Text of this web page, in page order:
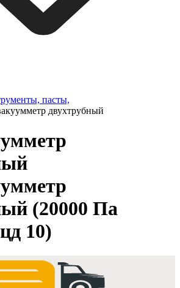
пасты,
двухтрубный
(20000 Па
10)